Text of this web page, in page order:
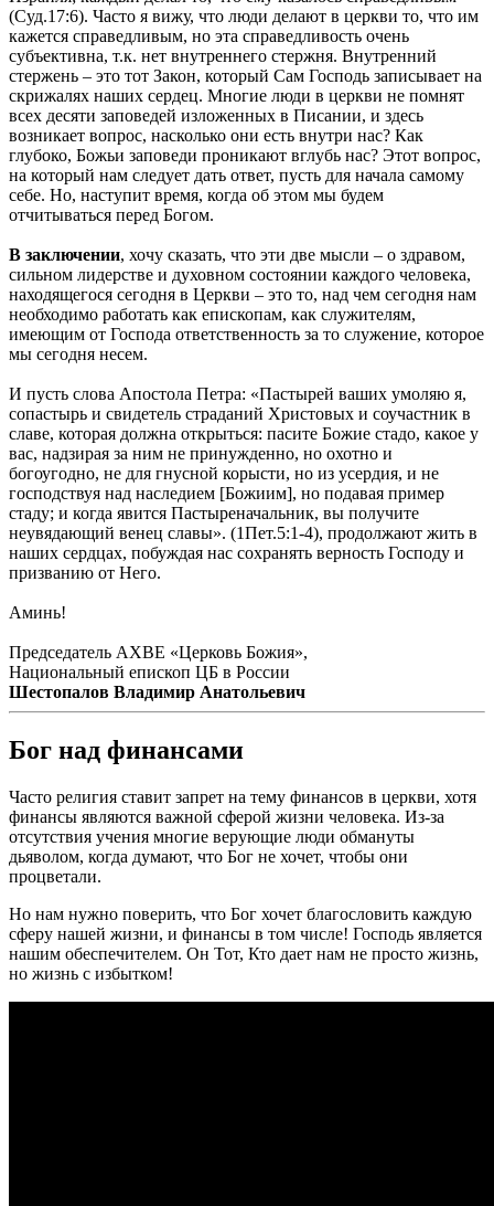
(Суд.17:6). Часто я вижу, что люди делают в церкви то, что им
кажется справедливым, но эта справедливость очень
субъективна, т.к. нет внутреннего стержня. Внутренний
стержень – это тот Закон, который Сам Господь записывает на
скрижалях наших сердец. Многие люди в церкви не помнят
всех десяти заповедей изложенных в Писании, и здесь
возникает вопрос, насколько они есть внутри нас? Как
глубоко, Божьи заповеди проникают вглубь нас? Этот вопрос,
на который нам следует дать ответ, пусть для начала самому
себе. Но, наступит время, когда об этом мы будем
отчитываться перед Богом.
В заключении, хочу сказать, что эти две мысли – о здравом,
сильном лидерстве и духовном состоянии каждого человека,
находящегося сегодня в Церкви – это то, над чем сегодня нам
необходимо работать как епископам, как служителям,
имеющим от Господа ответственность за то служение, которое
мы сегодня несем.
И пусть слова Апостола Петра: «Пастырей ваших умоляю я,
сопастырь и свидетель страданий Христовых и соучастник в
славе, которая должна открыться: пасите Божие стадо, какое у
вас, надзирая за ним не принужденно, но охотно и
богоугодно, не для гнусной корысти, но из усердия, и не
господствуя над наследием [Божиим], но подавая пример
стаду; и когда явится Пастыреначальник, вы получите
неувядающий венец славы». (1Пет.5:1-4), продолжают жить в
наших сердцах, побуждая нас сохранять верность Господу и
призванию от Него.
Аминь!
Председатель АХВЕ «Церковь Божия»,
Национальный епископ ЦБ в России
Шестопалов Владимир Анатольевич
Бог над финансами
Часто религия ставит запрет на тему финансов в церкви, хотя
финансы являются важной сферой жизни человека. Из-за
отсутствия учения многие верующие люди обмануты
дьяволом, когда думают, что Бог не хочет, чтобы они
процветали.
Но нам нужно поверить, что Бог хочет благословить каждую
сферу нашей жизни, и финансы в том числе! Господь является
нашим обеспечителем. Он Тот, Кто дает нам не просто жизнь,
но жизнь с избытком!